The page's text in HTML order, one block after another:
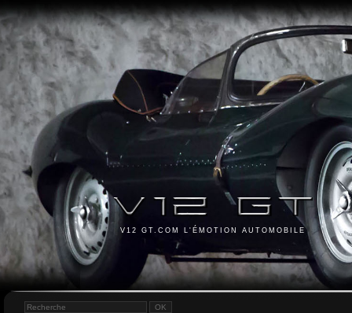
V12 GT.COM L'ÉMOTION AUTOMOBILE